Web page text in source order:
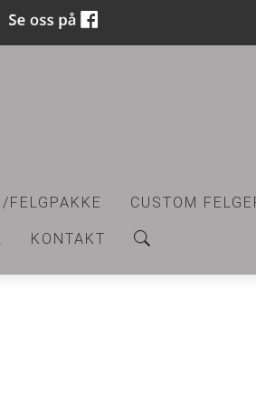
FELGPAKKE CUSTOM
KONTAKT